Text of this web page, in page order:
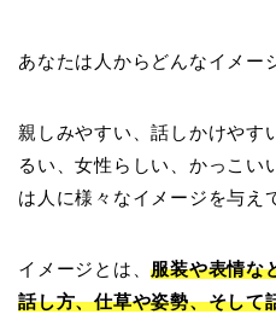
あなたは人からどんなイメー
親しみやすい、話しかけやす
るい、女性らしい、かっこい
は人に様々なイメージを与え
イメージとは、服装や表情な
話し方、仕草や姿勢、そして